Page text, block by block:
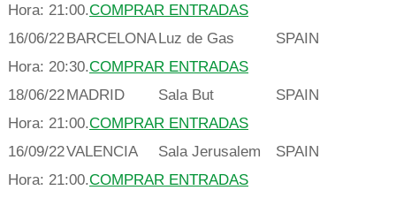
Hora: 21:00.COMPRAR ENTRADAS
16/06/22BARCELONALuz de Gas
SPAIN
Hora: 20:30.COMPRAR ENTRADAS
18/06/22MADRID Sala But
SPAIN
Hora: 21:00.COMPRAR ENTRADAS
16/09/22VALENCIA Sala Jerusalem
SPAIN
Hora: 21:00.COMPRAR ENTRADAS